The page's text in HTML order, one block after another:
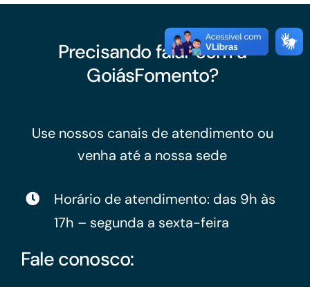
Precisando falar com a
GoiásFomento?
Use nossos canais de atendimento ou
venha até a nossa sede
Horário de atendimento: das 9h às
17h – segunda a sexta-feira
Fale conosco: